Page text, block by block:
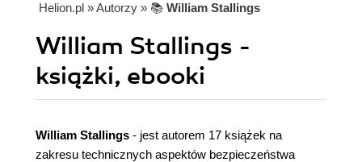
Helion.pl » Autorzy » 📚 William Stallings
William Stallings -
książki, ebooki
William Stallings - jest autorem 17 książek na
zakresu technicznych aspektów bezpieczeństwa